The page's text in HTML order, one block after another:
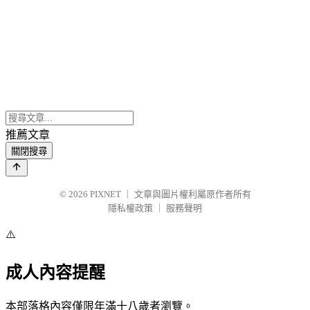
推薦文章
關閉搜尋
© 2026 PIXNET
文章與圖片權利屬原作者所有
隱私權政策
服務聲明
⚠️
成人內容提醒
本部落格內容僅限年滿十八歲者瀏覽。